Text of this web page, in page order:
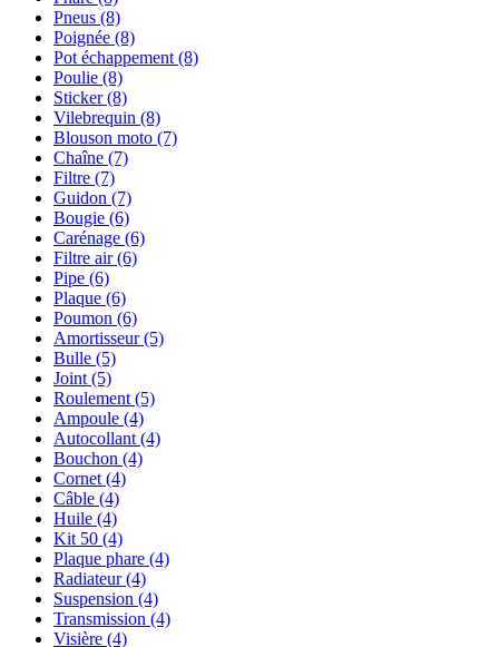
Pneus (8)
Poignée (8)
Pot échappement (8)
Poulie (8)
Sticker(8)
Vilebrequin (8)
Blouson moto (7)
Chaîne (7)
Filtre (7)
Guidon (7)
Bougie (6)
Carénage (6)
Filtre air(6)
Pipe (6)
Plaque (6)
Poumon (6)
Amortisseur(5)
Bulle (5)
Joint (5)
Roulement (5)
Ampoule (4)
Autocollant (4)
Bouchon (4)
Cornet (4)
Câble (4)
Huile (4)
Kit 50 (4)
Plaque phare (4)
Radiateur(4)
Suspension (4)
Transmission (4)
Visière (4)